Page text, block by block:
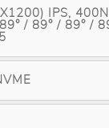
IPS,
/ 89° / 89° /